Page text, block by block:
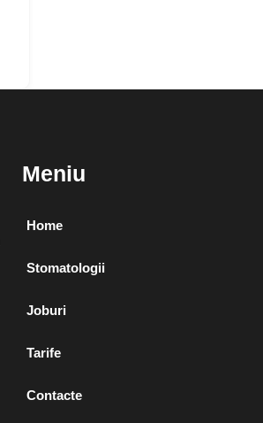
Meniu
Home
Stomatologii
Joburi
Tarife
Contacte